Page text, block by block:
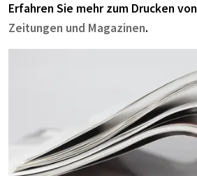
Erfahren Sie mehr zum Drucken von
Zeitungen und Magazinen.